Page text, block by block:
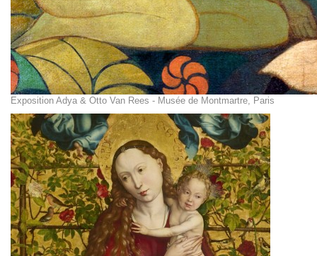
Exposition Adya & Otto Van Rees - Musée de Montmartre, Paris